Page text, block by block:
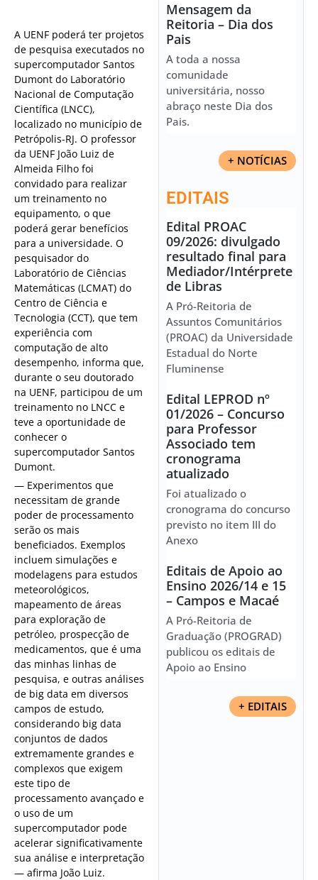
A UENF poderá ter projetos
de pesquisa executados no
supercomputador Santos
Dumont do Laboratório
Nacional de Computação
Científica (LNCC),
localizado no município de
Petrópolis-RJ. O professor
da UENF João Luiz de
Almeida Filho foi
convidado para realizar
um treinamento no
equipamento, o que
poderá gerar benefícios
para a universidade. O
pesquisador do
Laboratório de Ciências
Matemáticas (LCMAT) do
Centro de Ciência e
Tecnologia (CCT), que tem
experiência com
computação de alto
desempenho, informa que,
durante o seu doutorado
na UENF, participou de um
treinamento no LNCC e
teve a oportunidade de
conhecer o
supercomputador Santos
Dumont.
— Experimentos que
necessitam de grande
poder de processamento
serão os mais
beneficiados. Exemplos
incluem simulações e
modelagens para estudos
meteorológicos,
mapeamento de áreas
para exploração de
petróleo, prospecção de
medicamentos, que é uma
das minhas linhas de
pesquisa, e outras análises
de big data em diversos
campos de estudo,
considerando big data
conjuntos de dados
extremamente grandes e
complexos que exigem
este tipo de
processamento avançado e
o uso de um
supercomputador pode
acelerar significativamente
sua análise e interpretação
— afirma João Luiz.
Mensagem da
Reitoria – Dia dos
Pais
A toda a nossa
comunidade
universitária, nosso
abraço neste Dia dos
Pais.
+ NOTÍCIAS
EDITAIS
Edital PROAC
09/2026: divulgado
resultado final para
Mediador/Intérprete
de Libras
A Pró-Reitoria de
Assuntos Comunitários
(PROAC) da Universidade
Estadual do Norte
Fluminense
Edital LEPROD nº
01/2026 – Concurso
para Professor
Associado tem
cronograma
atualizado
Foi atualizado o
cronograma do concurso
previsto no item III do
Anexo
Editais de Apoio ao
Ensino 2026/14 e 15
– Campos e Macaé
A Pró-Reitoria de
Graduação (PROGRAD)
publicou os editais de
Apoio ao Ensino
+ EDITAIS